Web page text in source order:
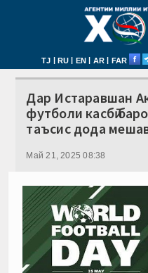
TJ | RU | EN | AR | FAR
Дар Истаравшан
футболи касбӣ
таъсис дода
Май 21, 2025 08:38